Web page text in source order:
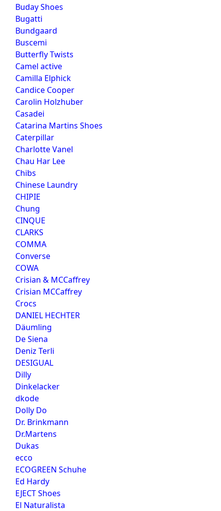
Buday Shoes
Bugatti
Bundgaard
Buscemi
Butterfly Twists
Camel active
Camilla Elphick
Candice Cooper
Carolin Holzhuber
Casadei
Catarina Martins Shoes
Caterpillar
Charlotte Vanel
Chau Har Lee
Chibs
Chinese Laundry
CHIPIE
Chung
CINQUE
CLARKS
COMMA
Converse
COWA
Crisian & MCCaffrey
Crisian MCCaffrey
Crocs
DANIEL HECHTER
Däumling
De Siena
Deniz Terli
DESIGUAL
Dilly
Dinkelacker
dkode
Dolly Do
Dr. Brinkmann
Dr.Martens
Dukas
ecco
ECOGREEN Schuhe
Ed Hardy
EJECT Shoes
El Naturalista